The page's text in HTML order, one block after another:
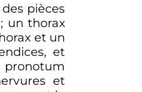
pièces
; un thorax
et un
et
et